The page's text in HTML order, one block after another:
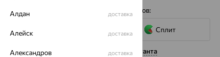
4 платежа по 10 320 с помощью сервисов:
Сплит
Нужна помощь консультанта
Алдан доставка
Алейск доставка
Александров доставка